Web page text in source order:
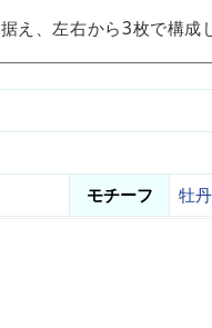
え、左右から3枚で構成
モチーフ 牡丹